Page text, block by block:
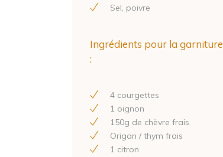
Sel, poivre
Ingrédients pour la garniture
:
4 courgettes
1 oignon
150g de chèvre frais
Origan / thym frais
1 citron